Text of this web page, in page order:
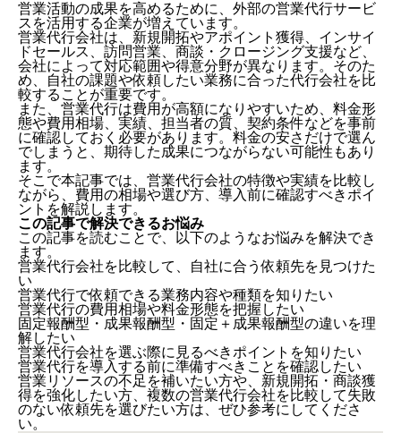
営業活動の成果を高めるために、外部の営業代行サービ
スを活用する企業が増えています。
営業代行会社は、新規開拓やアポイント獲得、インサイ
ドセールス、訪問営業、商談・クロージング支援など、
会社によって対応範囲や得意分野が異なります。そのた
め、自社の課題や依頼したい業務に合った代行会社を比
較することが重要です。
また、営業代行は費用が高額になりやすいため、料金形
態や費用相場、実績、担当者の質、契約条件などを事前
に確認しておく必要があります。料金の安さだけで選ん
でしまうと、期待した成果につながらない可能性もあり
ます。
そこで本記事では、営業代行会社の特徴や実績を比較し
ながら、費用の相場や選び方、導入前に確認すべきポイ
ントを解説します。
この記事で解決できるお悩み
この記事を読むことで、以下のようなお悩みを解決でき
ます。
営業代行会社を比較して、自社に合う依頼先を見つけた
い
営業代行で依頼できる業務内容や種類を知りたい
営業代行の費用相場や料金形態を把握したい
固定報酬型・成果報酬型・固定＋成果報酬型の違いを理
解したい
営業代行会社を選ぶ際に見るべきポイントを知りたい
営業代行を導入する前に準備すべきことを確認したい
営業リソースの不足を補いたい方や、新規開拓・商談獲
得を強化したい方、複数の営業代行会社を比較して失敗
のない依頼先を選びたい方は、ぜひ参考にしてくださ
い。